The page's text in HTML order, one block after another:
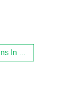
In Verbindung